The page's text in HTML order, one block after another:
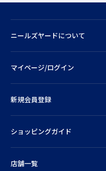
ニールズヤードについて
マイページ/ログイン
新規会員登録
ショッピングガイド
店舗一覧